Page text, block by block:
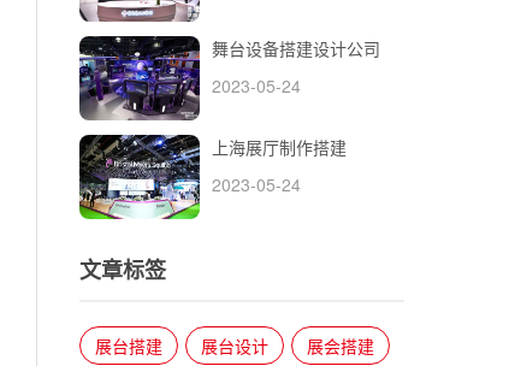
舞台设备搭建设计公司
2023-05-24
上海展厅制作搭建
2023-05-24
文章标签
展台搭建 展台设计
展会搭建